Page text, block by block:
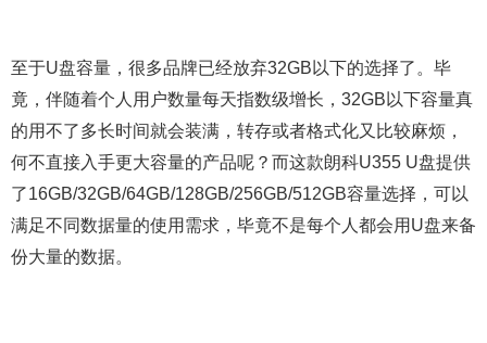
至于U盘容量，很多品牌已经放弃32GB以下的选择了。毕
竟，伴随着个人用户数量每天指数级增长，32GB以下容量真
的用不了多长时间就会装满，转存或者格式化又比较麻烦，
何不直接入手更大容量的产品呢？而这款朗科U355 U盘提供
了16GB/32GB/64GB/128GB/256GB/512GB容量选择，可以
满足不同数据量的使用需求，毕竟不是每个人都会用U盘来备
份大量的数据。